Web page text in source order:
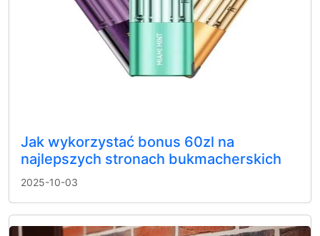
Jak wykorzystać bonus 60zl na
najlepszych stronach bukmacherskich
2025-10-03